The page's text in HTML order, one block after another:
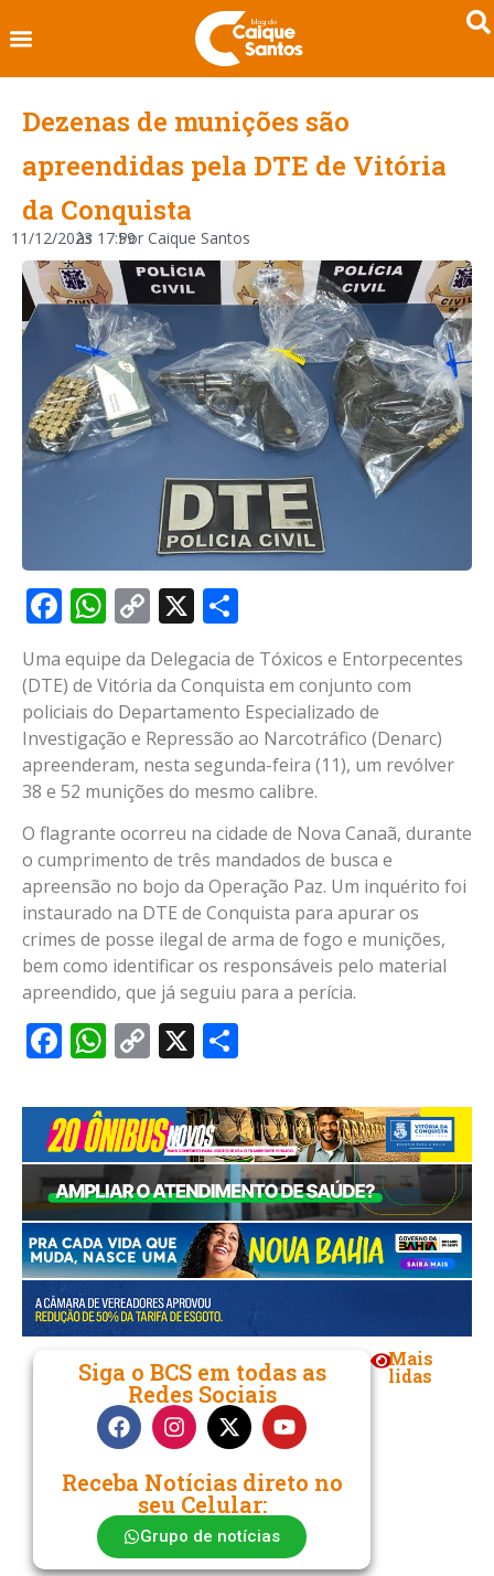
Dezenas de munições são
apreendidas pela DTE de Vitória
da Conquista
11/12/2023
às 17:59
Por Caique Santos
Facebook
WhatsApp
Copy
Link
X
Uma equipe da Delegacia de Tóxicos e Entorpecentes
(DTE) de Vitória da Conquista em conjunto com
policiais do Departamento Especializado de
Investigação e Repressão ao Narcotráfico (Denarc)
apreenderam, nesta segunda-feira (11), um revólver
38 e 52 munições do mesmo calibre.
O flagrante ocorreu na cidade de Nova Canaã, durante
o cumprimento de três mandados de busca e
apreensão no bojo da Operação Paz. Um inquérito foi
instaurado na DTE de Conquista para apurar os
crimes de posse ilegal de arma de fogo e munições,
bem como identificar os responsáveis pelo material
apreendido, que já seguiu para a perícia.
Facebook
WhatsApp
Copy
X
Siga o BCS em todas as
Redes Sociais
Receba Notícias direto no
seu Celular:
Grupo de notícias
Mais
lidas